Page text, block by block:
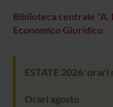
Biblioteca centrale "A.
Economico Giuridico
ESTATE 2026:
Orari agosto